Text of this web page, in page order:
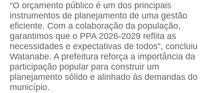
“O orçamento público é um dos principais
instrumentos de planejamento de uma gestão
eficiente. Com a colaboração da população,
garantimos que o PPA 2026-2029 reflita as
necessidades e expectativas de todos”, concluiu
Watanabe. A prefeitura reforça a importância da
participação popular para construir um
planejamento sólido e alinhado às demandas do
município.